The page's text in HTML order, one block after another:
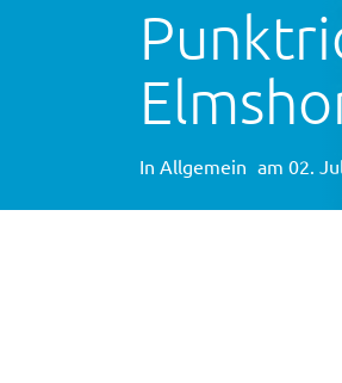
In Allgemein am 02.